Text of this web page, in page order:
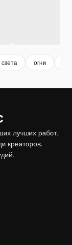
огни
лучших работ.
креаторов,